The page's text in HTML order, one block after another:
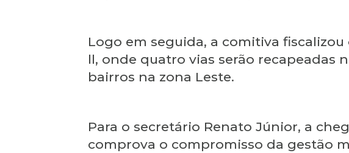
Logo em seguida, a comitiva
ll, onde quatro vias serão recapeadas
bairros na zona Leste.
Para o secretário Renato Júnior, a
comprova o compromisso da gestão